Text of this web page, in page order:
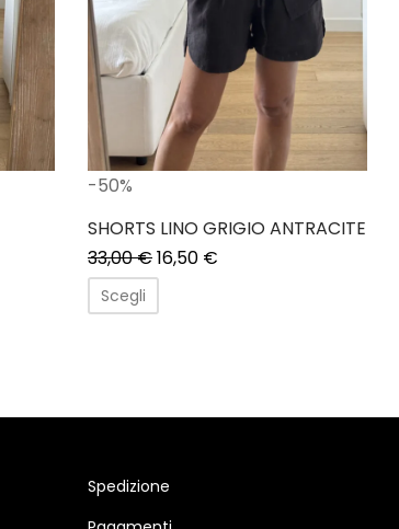
-50%
SHORTS LINO GRIGIO ANTRACITE
33,00€16,50 €
Scegli
Spedizione